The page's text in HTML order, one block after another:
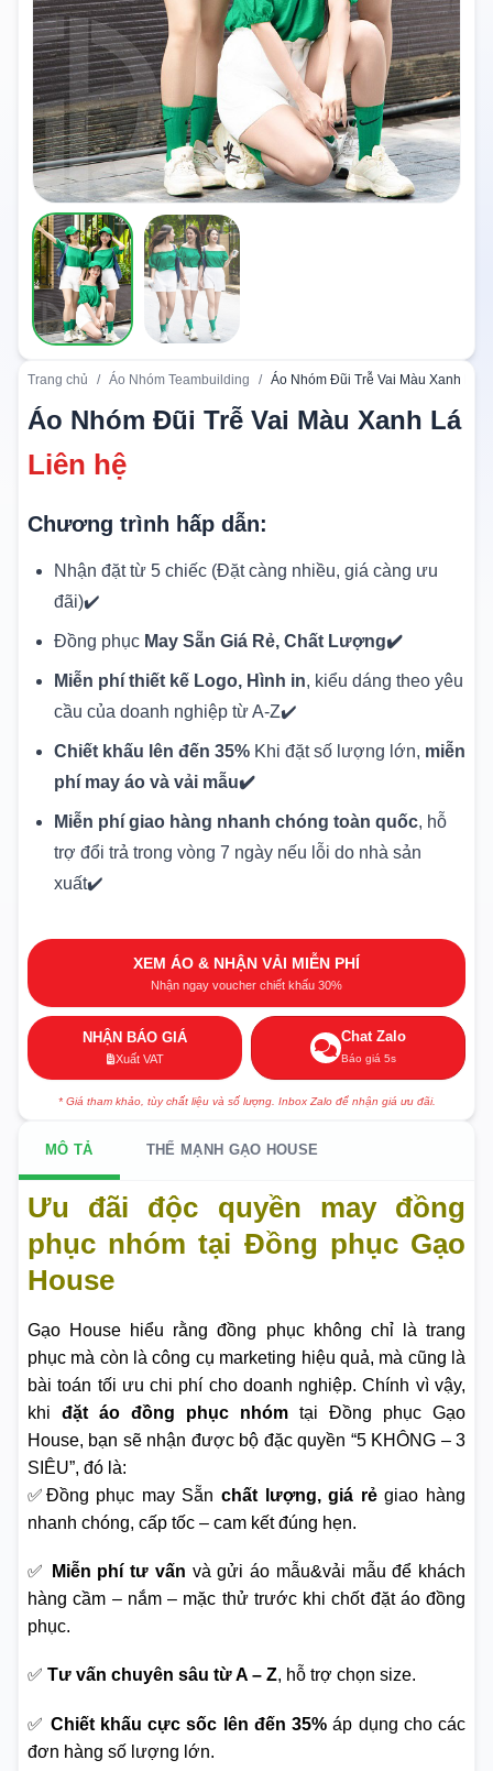
Trang chủ / Áo Nhóm Teambuilding / Áo Nhóm Đũi Trễ Vai Màu Xanh Lá
Áo Nhóm Đũi Trễ Vai Màu Xanh Lá
Liên hệ
Chương trình hấp dẫn:
Nhận đặt từ 5 chiếc (Đặt càng nhiều, giá càng ưu
đãi)✔️
Đồng phục May Sẵn Giá Rẻ, Chất Lượng✔️
Miễn phí thiết kế Logo, Hình in, kiểu dáng theo yêu
cầu của doanh nghiệp từ A-Z✔️
Chiết khấu lên đến 35% Khi đặt số lượng lớn, miễn
phí may áo và vải mẫu✔️
Miễn phí giao hàng nhanh chóng toàn quốc, hỗ
trợ đổi trả trong vòng 7 ngày nếu lỗi do nhà sản
xuất✔️
XEM ÁO & NHẬN VẢI MIỄN PHÍ
Nhận ngay voucher chiết khấu 30%
NHẬN BÁO GIÁ
Xuất VAT
Chat Zalo
Báo giá 5s
* Giá tham khảo, tùy chất liệu và số lượng. Inbox Zalo để nhận giá ưu đãi.
MÔ TẢ THẾ MẠNH GẠO HOUSE
Ưu đãi độc quyền may đồng
phục nhóm tại Đồng phục Gạo
House
Gạo House hiểu rằng đồng phục không chỉ là trang
phục mà còn là công cụ marketing hiệu quả, mà cũng là
bài toán tối ưu chi phí cho doanh nghiệp. Chính vì vậy,
khi đặt áo đồng phục nhóm tại Đồng phục Gạo
House, bạn sẽ nhận được bộ đặc quyền “5 KHÔNG – 3
SIÊU”, đó là:
✅Đồng phục may Sẵn chất lượng, giá rẻgiao hàng
nhanh chóng, cấp tốc – cam kết đúng hẹn.
✅ Miễn phí tư vấn và gửi áo mẫu&vải mẫu để khách
hàng cầm – nắm – mặc thử trước khi chốt đặt áo đồng
phục.
✅ Tư vấn chuyên sâu từ A – Z, hỗ trợ chọn size.
✅ Chiết khấu cực sốc lên đến 35% áp dụng cho các
đơn hàng số lượng lớn.